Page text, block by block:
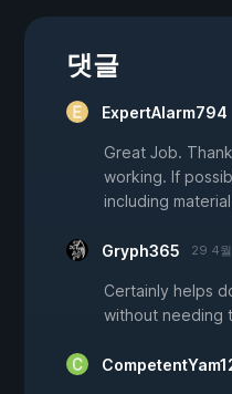
댓글
ExpertAlarm794
Great Job.
working. If
including
Gryph365 29 4월
Certainly helps
without needing